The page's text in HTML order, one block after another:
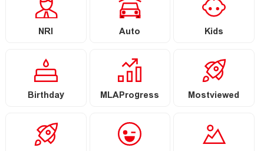
NRI Auto Kids
Birthday MLAProgress Mostviewed